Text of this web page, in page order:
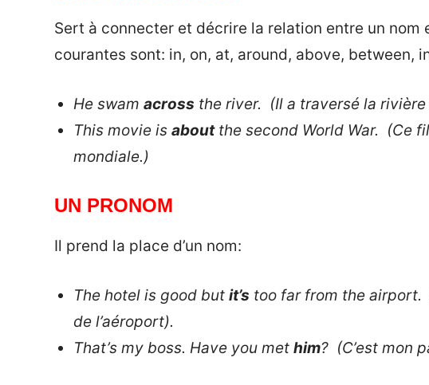
Sert à connecter et décrire la relation entre un nom
courantes sont: in, on, at, around, above, between,
He swam across the river. (Il a traversé la rivière
This movie is aboutthe second World War. (Ce
mondiale.)
UN PRONOM
Il prend la place d’un nom:
The hotel is good but it’s too far from the airport.
de l’aéroport).
That’s my boss. Have you met him? (C’est mon